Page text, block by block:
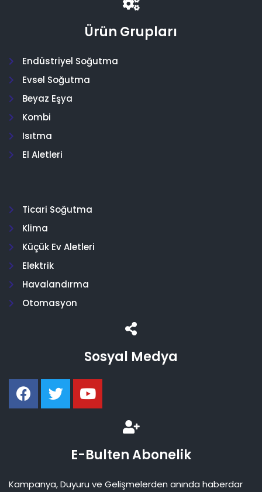
Ürün Grupları
Endüstriyel Soğutma
Evsel Soğutma
Beyaz Eşya
Kombi
Isıtma
El Aletleri
Ticari Soğutma
Klima
Küçük Ev Aletleri
Elektrik
Havalandırma
Otomasyon
Sosyal Medya
E-Bulten Abonelik
Kampanya, Duyuru ve Gelişmelerden anında haberdar